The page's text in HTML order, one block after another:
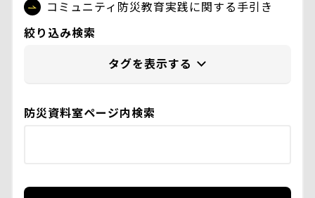
コミュニティ防災教育実践に関する手引き
絞り込み検索
防災資料室ページ内検索